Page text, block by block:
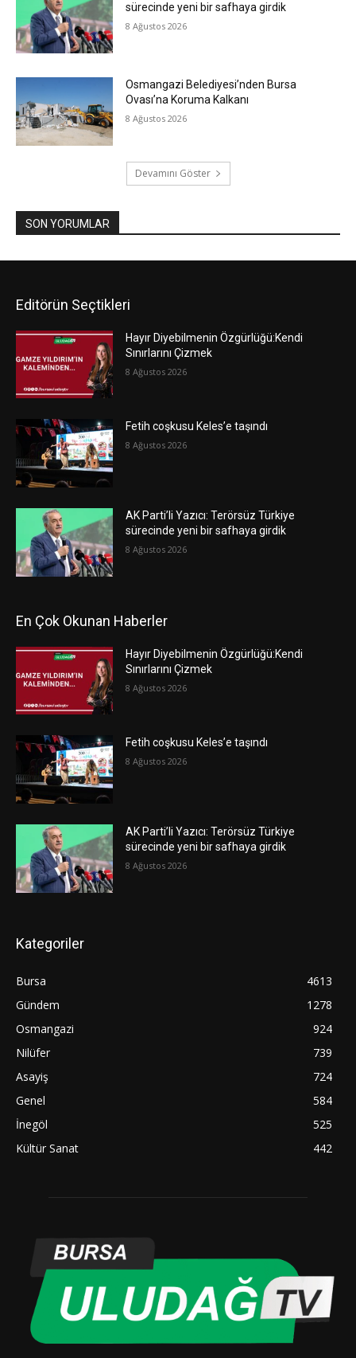
sürecinde yeni bir safhaya girdik
8 Ağustos 2026
Osmangazi Belediyesi’nden Bursa
Ovası’na Koruma Kalkanı
8 Ağustos 2026
Devamını Göster
SON YORUMLAR
Editörün Seçtikleri
Hayır Diyebilmenin Özgürlüğü:Kendi
Sınırlarını Çizmek
8 Ağustos 2026
Fetih coşkusu Keles’e taşındı
8 Ağustos 2026
AK Parti’li Yazıcı: Terörsüz Türkiye
sürecinde yeni bir safhaya girdik
8 Ağustos 2026
En Çok Okunan Haberler
Hayır Diyebilmenin Özgürlüğü:Kendi
Sınırlarını Çizmek
8 Ağustos 2026
Fetih coşkusu Keles’e taşındı
8 Ağustos 2026
AK Parti’li Yazıcı: Terörsüz Türkiye
sürecinde yeni bir safhaya girdik
8 Ağustos 2026
Kategoriler
Bursa
4613
Gündem
1278
Osmangazi
924
Nilüfer
739
Asayiş
724
Genel
584
İnegöl
525
Kültür Sanat
442